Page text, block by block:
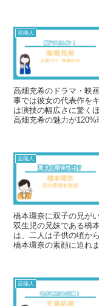
芸能人
高畑充希のドラマ・映
事では彼女の代表作を
は演技の幅広さに驚く
高畑充希の魅力が120%
芸能人
橋本環奈に双子の兄が
双生児の兄妹である橋
は、二人は子供の頃か
橋本環奈の素顔に迫れま
芸能人